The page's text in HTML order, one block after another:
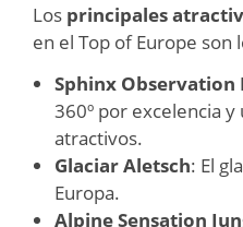
Los principales
en el Top of Europe son
Sphinx Observation
360º por excelencia
atractivos.
Glaciar Aletsch: El
Europa.
Alpine Sensation